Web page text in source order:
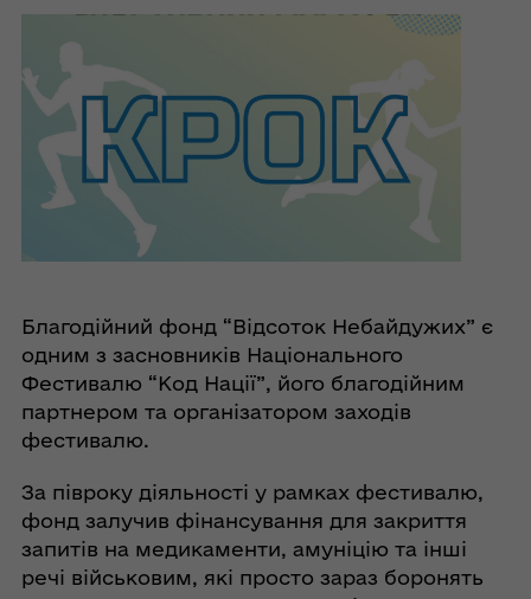
Благодійний фонд “Відсоток Небайдужих” є
одним з засновників Національного
Фестивалю “Код Нації”, його благодійним
партнером та організатором заходів
фестивалю.
За півроку діяльності у рамках фестивалю,
фонд залучив фінансування для закриття
запитів на медикаменти, амуніцію та інші
речі військовим, які просто зараз боронять